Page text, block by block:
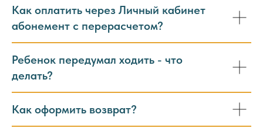
Как оплатить через Личный кабинет
абонемент с перерасчетом?
Ребенок передумал ходить - что
делать?
Как оформить возврат?